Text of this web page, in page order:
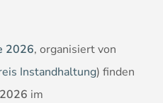
2026, organisiert von
Instandhaltung) finden
im